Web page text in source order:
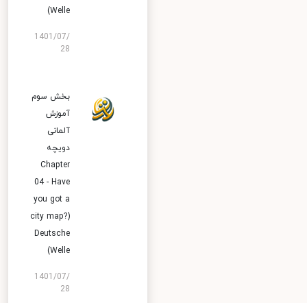
Welle)
1401/07/
28
بخش سوم
آموزش
آلمانی
دویچه
Chapter
04 - Have
you got a
city map?)
Deutsche
Welle)
1401/07/
28